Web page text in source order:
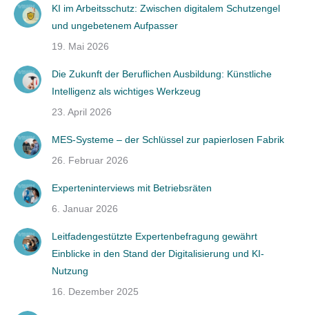
KI im Arbeitsschutz: Zwischen digitalem Schutzengel
und ungebetenem Aufpasser
19. Mai 2026
Die Zukunft der Beruflichen Ausbildung: Künstliche
Intelligenz als wichtiges Werkzeug
23. April 2026
MES-Systeme – der Schlüssel zur papierlosen Fabrik
26. Februar 2026
Experteninterviews mit Betriebsräten
6. Januar 2026
Leitfadengestützte Expertenbefragung gewährt
Einblicke in den Stand der Digitalisierung und KI-
Nutzung
16. Dezember 2025